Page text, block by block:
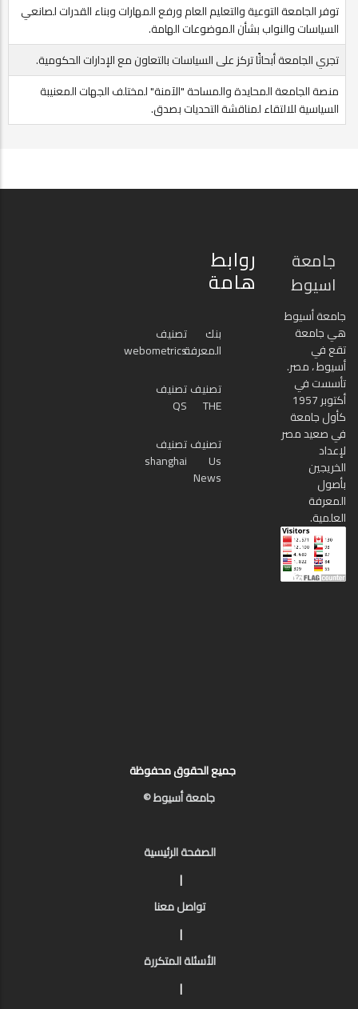
توفر الجامعة التوعية والتعليم العام ورفع المهارات وبناء القدرات لصانعي
السياسات والنواب بشأن الموضوعات الهامة.
تجري الجامعة أبحاثًا تركز على السياسات بالتعاون مع الإدارات الحكومية.
منصة الجامعة المحايدة والمساحة "الآمنة" لمختلف الجهات المعنيبة
السياسية للالتقاء لمناقشة التحديات بصدق.
جامعة
اسيوط
جامعة أسيوط
هي جامعة
تقع في
أسيوط ، مصر.
تأسست في
أكتوبر 1957
كأول جامعة
في صعيد مصر
لإعداد
الخريجين
بأصول
المعرفة
العلمية.
روابط
هامة
بنك
المعرفة
تصنيف
webometrics
تصنيف
THE
تصنيف
QS
تصنيف
Us
News
تصنيف
shanghai
جميع الحقوق محفوظة
جامعة أسيوط ©
الصفحة الرئيسية
|
تواصل معنا
|
الأسئلة المتكررة
|